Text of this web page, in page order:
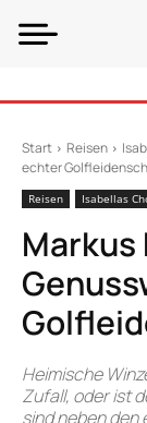
Start Reisen
echter
Reisen Isabellas
Markus
Heimische
Zufall, oder ist
sind neben den